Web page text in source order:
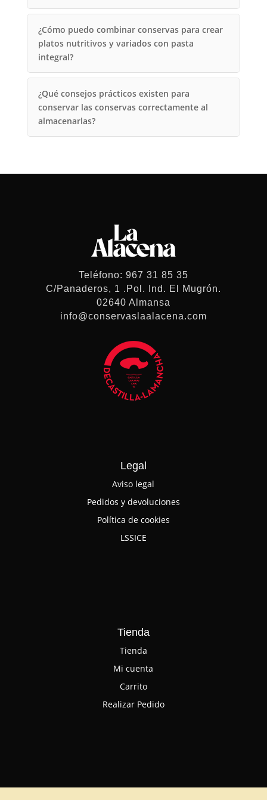
¿Cómo puedo combinar conservas para crear
platos nutritivos y variados con pasta
integral?
¿Qué consejos prácticos existen para
conservar las conservas correctamente al
almacenarlas?
Teléfono: 967 31 85 35
C/Panaderos, 1 .Pol. Ind. El Mugrón.
02640 Almansa
info@conservaslaalacena.com
Legal
Aviso legal
Pedidos y devoluciones
Política de cookies
LSSICE
Tienda
Tienda
Mi cuenta
Carrito
Realizar Pedido